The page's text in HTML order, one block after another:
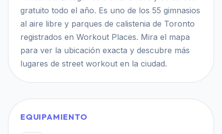
gratuito todo el año. Es uno de los 55 gimnasios
al aire libre y parques de calistenia de Toronto
registrados en Workout Places. Mira el mapa
para ver la ubicación exacta y descubre más
lugares de street workout en la ciudad.
EQUIPAMIENTO